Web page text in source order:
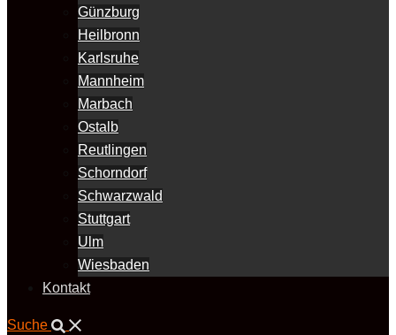
Günzburg
Heilbronn
Karlsruhe
Mannheim
Marbach
Ostalb
Reutlingen
Schorndorf
Schwarzwald
Stuttgart
Ulm
Wiesbaden
Kontakt
Suche